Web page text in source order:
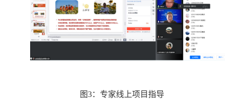
图3： 专家线上项目指导